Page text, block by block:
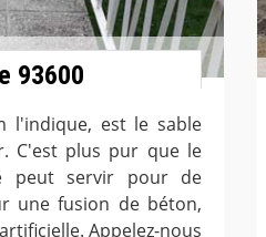
93600
l'indique, est le sable
C'est plus pur que le
peut servir pour de
une fusion de béton,
Appelez-nous